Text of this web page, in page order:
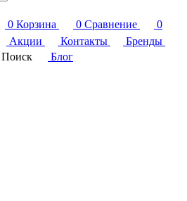
0 Корзина 0 Сравнение
0
Акции Контакты
Бренды
Поиск
Блог